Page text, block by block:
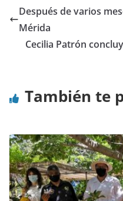
Después de varios
Mérida
Cecilia Patrón
También te